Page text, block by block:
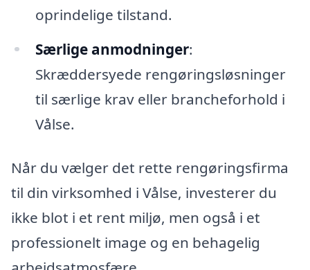
oprindelige tilstand.
Særlige anmodninger:
Skræddersyede rengøringsløsninger
til særlige krav eller brancheforhold i
Vålse.
Når du vælger det rette rengøringsfirma
til din virksomhed i Vålse, investerer du
ikke blot i et rent miljø, men også i et
professionelt image og en behagelig